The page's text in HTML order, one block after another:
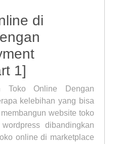
di
1]
Toko Online Dengan
kelebihan yang bisa
website toko
dibandingkan
online di marketplace